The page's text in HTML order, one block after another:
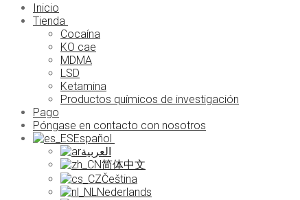
Inicio
Tienda
Cocaína
KO cae
MDMA
LSD
Ketamina
Productos químicos de investigación
Pago
Póngase en contacto con nosotros
Español
العربية
简体中文
Čeština
Nederlands